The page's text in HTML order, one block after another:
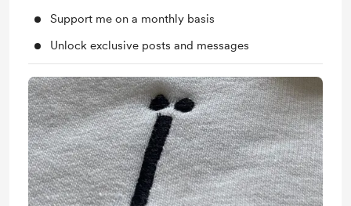
Support me on a monthly basis
Unlock exclusive posts and messages